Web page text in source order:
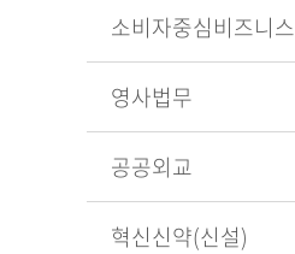
소비자중심비즈니스
영사법무
공공외교
혁신신약(신설)